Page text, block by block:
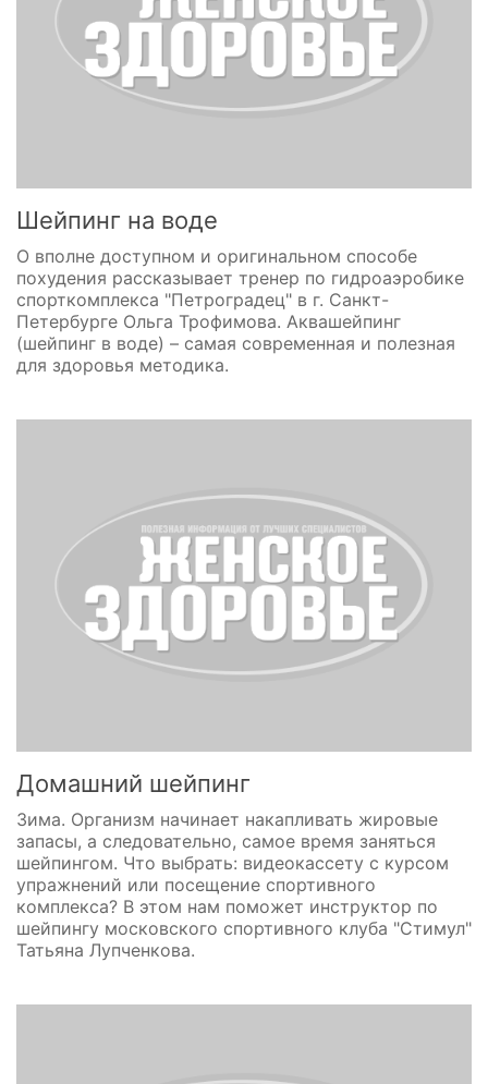
Шейпинг на воде
О вполне доступном и оригинальном способе
похудения рассказывает тренер по гидроаэробике
спорткомплекса "Петроградец" в г. Санкт-
Петербурге Ольга Трофимова. Аквашейпинг
(шейпинг в воде) – самая современная и полезная
для здоровья методика.
Домашний шейпинг
Зима. Организм начинает накапливать жировые
запасы, а следовательно, самое время заняться
шейпингом. Что выбрать: видеокассету с курсом
упражнений или посещение спортивного
комплекса? В этом нам поможет инструктор по
шейпингу московского спортивного клуба "Стимул"
Татьяна Лупченкова.